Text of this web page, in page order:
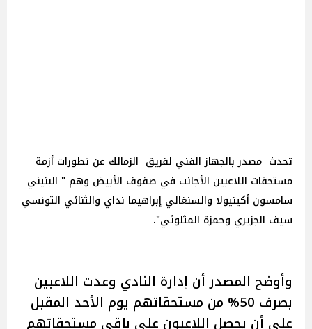
تحدث مصدر بالجهاز الفني لفريق الزمالك عن تطورات أزمة
مستحقات اللاعبين الأجانب في صفوف الأبيض وهم " البنيني
سامسون أكينيولا والسنغالي إبراهيما نداي والثنائي التونسي
سيف الجزيري وحمزة المثلوثي".
وأوضح المصدر أن إدارة النادي وعدت اللاعبين
بصرف 50% من مستحقاتهم يوم الأحد المقبل
على أن يحصل اللاعبون على باقي مستحقاتهم